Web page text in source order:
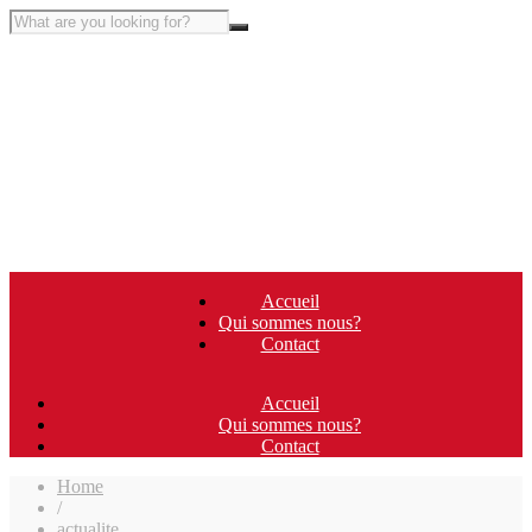
Accueil
Qui sommes nous?
Contact
Accueil
Qui sommes nous?
Contact
Home
/